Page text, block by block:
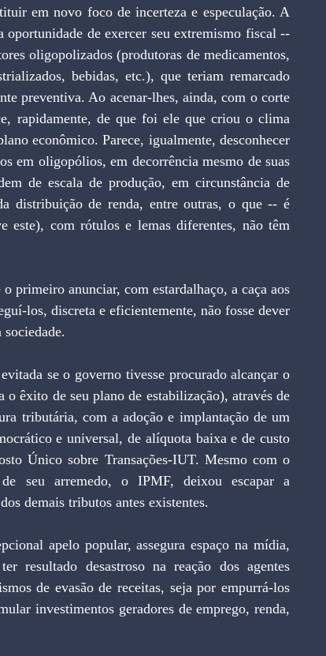
em novo foco de incerteza e especulação. A
oportunidade de exercer seu extremismo fiscal --
oligopolizados (produtoras de medicamentos,
bebidas, etc.), que teriam remarcado
preventiva. Ao acenar-lhes, ainda, com o corte
rapidamente, de que foi ele que criou o clima
econômico. Parece, igualmente, desconhecer
em oligopólios, em decorrência mesmo de suas
de escala de produção, em circunstância de
distribuição de renda, entre outras, o que -- é
este), com rótulos e lemas diferentes, não têm
los, discreta e eficientemente, não fosse dever
êxito de seu plano de estabilização), através de
tributária, com a adoção e implantação de um
e universal, de alíquota baixa e de custo
Único sobre Transações-IUT. Mesmo com o
seu arremedo, o IPMF, deixou escapar a
demais tributos antes existentes.
resultado desastroso na reação dos agentes
de evasão de receitas, seja por empurrá-los
investimentos geradores de emprego, renda,